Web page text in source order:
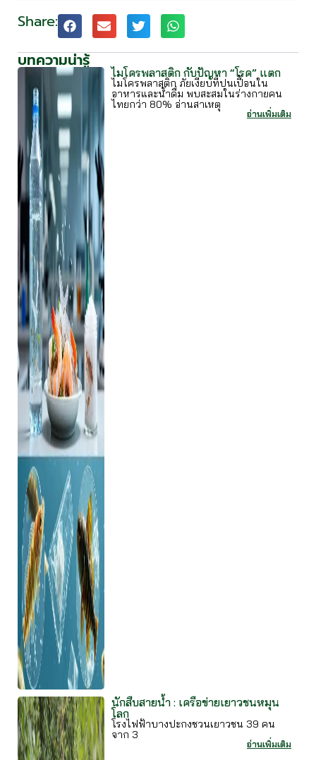
Share:
บทความน่ารู้
ไมโครพลาสติก กับปัญหา “โรค” แตก
ไมโครพลาสติก ภัยเงียบที่ปนเปื้อนใน
อาหารและน้ำดื่ม พบสะสมในร่างกายคน
ไทยกว่า 80% อ่านสาเหตุ
อ่านเพิ่มเติม
นักสืบสายน้ำ : เครือข่ายเยาวชนหมุน
โลก
โรงไฟฟ้าบางปะกงชวนเยาวชน 39 คน
จาก 3
อ่านเพิ่มเติม